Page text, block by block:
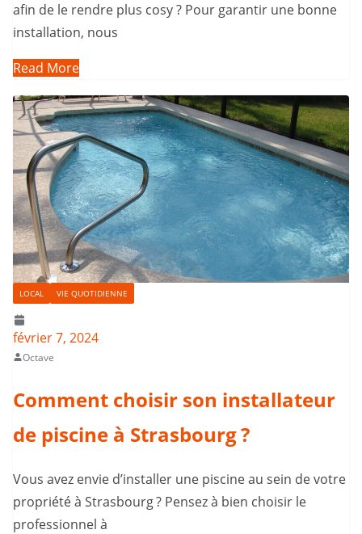
afin de le rendre plus cosy ? Pour garantir une bonne
installation, nous
Read More
LOCAL VIE QUOTIDIENNE
février 7, 2024
Octave
Comment choisir son installateur
de piscine à Strasbourg ?
Vous avez envie d’installer une piscine au sein de votre
propriété à Strasbourg ? Pensez à bien choisir le
professionnel à